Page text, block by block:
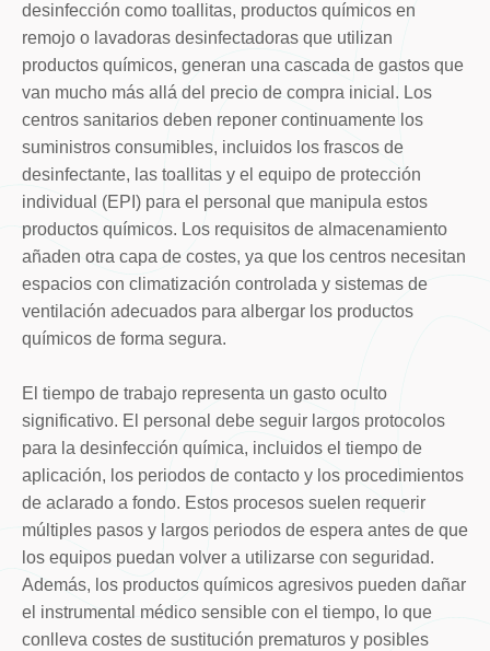
desinfección como toallitas, productos químicos en
remojo o lavadoras desinfectadoras que utilizan
productos químicos, generan una cascada de gastos que
van mucho más allá del precio de compra inicial. Los
centros sanitarios deben reponer continuamente los
suministros consumibles, incluidos los frascos de
desinfectante, las toallitas y el equipo de protección
individual (EPI) para el personal que manipula estos
productos químicos. Los requisitos de almacenamiento
añaden otra capa de costes, ya que los centros necesitan
espacios con climatización controlada y sistemas de
ventilación adecuados para albergar los productos
químicos de forma segura.
El tiempo de trabajo representa un gasto oculto
significativo. El personal debe seguir largos protocolos
para la desinfección química, incluidos el tiempo de
aplicación, los periodos de contacto y los procedimientos
de aclarado a fondo. Estos procesos suelen requerir
múltiples pasos y largos periodos de espera antes de que
los equipos puedan volver a utilizarse con seguridad.
Además, los productos químicos agresivos pueden dañar
el instrumental médico sensible con el tiempo, lo que
conlleva costes de sustitución prematuros y posibles